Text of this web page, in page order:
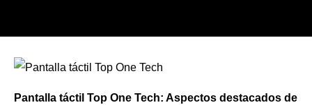
Pantalla táctil Top One Tech: Aspectos destacados de